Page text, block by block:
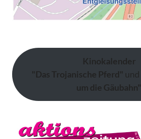
Kinokalender
"Das Trojanische Pferd" und
um die Gäubahn"